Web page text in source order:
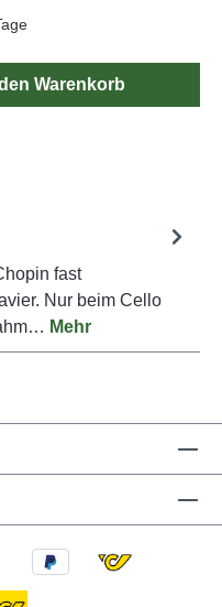
gewünschten
den Warenkorb
fast
Nur beim Cello
Mehr